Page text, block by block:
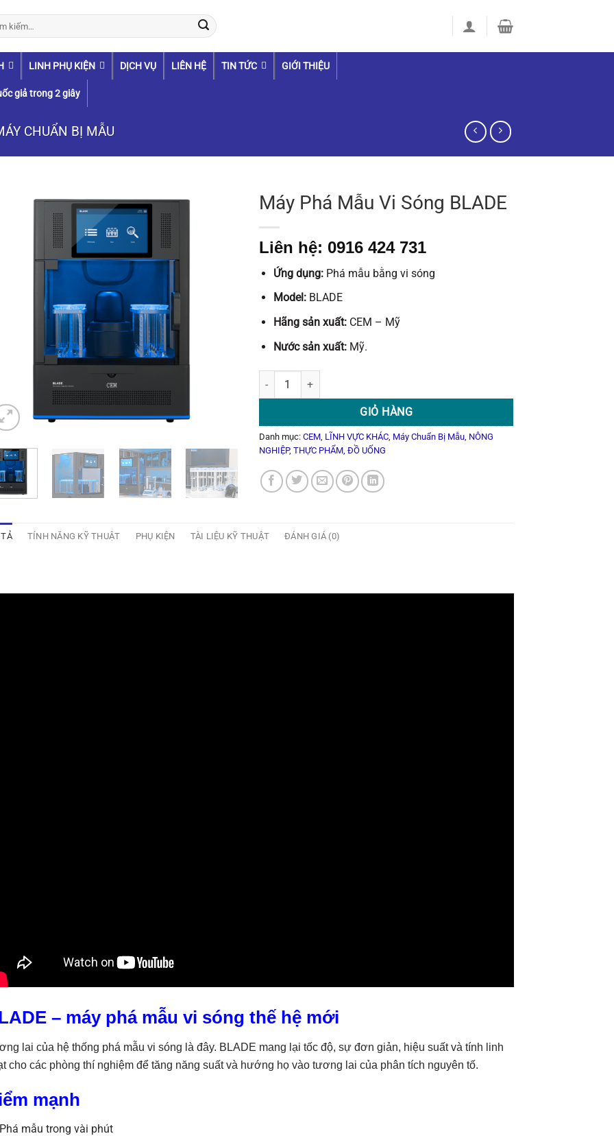
LINH PHỤ KIỆN DỊCH VỤ LIÊN HỆ TIN TỨC GIỚI THIỆU
giả trong 2 giây
CHUẨN BỊ MẪU
Máy Phá Mẫu Vi Sóng BLADE
Liên hệ: 0916 424 731
Ứng dụng: Phá mẫu bằng vi sóng
Model: BLADE
Hãng sản xuất: CEM – Mỹ
Nước sản xuất: Mỹ.
Máy Phá Mẫu Vi Sóng BLADE số lượng
GIỎ HÀNG
Danh mục:CEM LĨNH VỰC KHÁC Máy Chuẩn Bị Mẫu NÔNG
NGHIỆP,THỰC PHẨM, ĐỒ UỐNG
TÍNH NĂNG KỸ THUẬT PHỤ KIỆN TÀI LIỆU KỸ THUẬT ĐÁNH GIÁ (0)
– máy phá mẫu vi sóng thế hệ mới
lai của hệ thống phá mẫu vi sóng là đây. BLADE mang lại tốc độ, sự đơn giản, hiệu suất và tính linh
cho các phòng thí nghiệm để tăng năng suất và hướng họ vào tương lai của phân tích nguyên tố.
mạnh
mẫu trong vài phút